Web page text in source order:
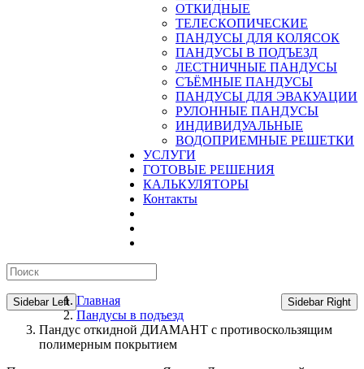
ОТКИДНЫЕ
ТЕЛЕСКОПИЧЕСКИЕ
ПАНДУСЫ ДЛЯ КОЛЯСОК
ПАНДУСЫ В ПОДЪЕЗД
ЛЕСТНИЧНЫЕ ПАНДУСЫ
CЪЁМНЫЕ ПАНДУСЫ
ПАНДУСЫ ДЛЯ ЭВАКУАЦИИ
РУЛОННЫЕ ПАНДУСЫ
ИНДИВИДУАЛЬНЫЕ
ВОДОПРИЕМНЫЕ РЕШЕТКИ
УСЛУГИ
ГОТОВЫЕ РЕШЕНИЯ
КАЛЬКУЛЯТОРЫ
Контакты
Sidebar Left Sidebar Right
Главная
Пандусы в подъезд
Пандус откидной ДИАМАНТ с противоскользящим
полимерным покрытием